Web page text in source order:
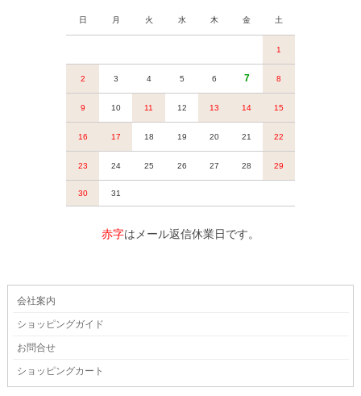
赤字はメール返信休業日です。
会社案内
ショッピングガイド
お問合せ
ショッピングカート